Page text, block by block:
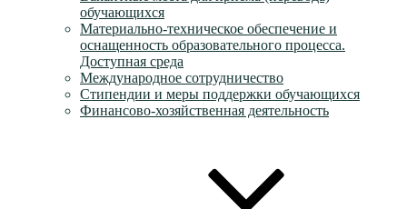
обучающихся
Материально-техническое обеспечение и
оснащенность образовательного процесса.
Доступная среда
Международное сотрудничество
Стипендии и меры поддержки обучающихся
Финансово-хозяйственная деятельность